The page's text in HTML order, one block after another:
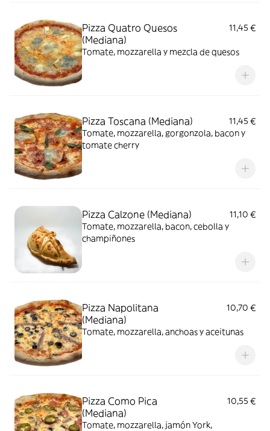
Pizza Quatro Quesos
(Mediana)
11,45 €
Tomate, mozzarella y mezcla de quesos
Pizza Toscana (Mediana)
11,45 €
Tomate, mozzarella, gorgonzola, bacon y
tomate cherry
Pizza Calzone (Mediana)
11,10 €
Tomate, mozzarella, bacon, cebolla y
champiñones
Pizza Napolitana
(Mediana)
10,70 €
Tomate, mozzarella, anchoas y aceitunas
Pizza Como Pica
(Mediana)
10,55 €
Tomate, mozzarella, jamón York,